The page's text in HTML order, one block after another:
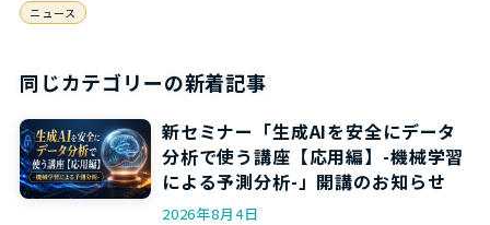
ニュース
同じカテゴリーの新着記事
新セミナー「生成AIを安全にデータ
分析で使う講座【応用編】-機械学習
による予測分析-」開講のお知らせ
2026年8月4日